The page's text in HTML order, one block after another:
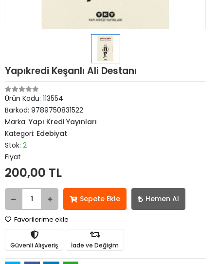
Yapıkredi Keşanlı Ali Destanı
Ürün Kodu: 113554
Barkod: 9789750831522
Marka: Yapı Kredi Yayınları
Kategori: Edebiyat
Stok: 2
Fiyat
200,00 TL
Sepete Ekle Hemen Al
Favorilerime ekle
Güvenli Alışveriş İade ve Değişim